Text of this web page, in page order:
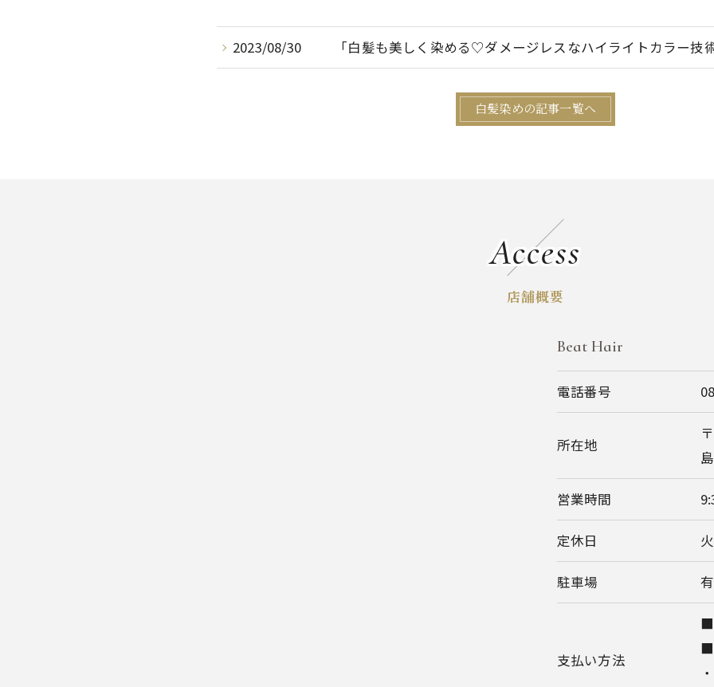
2023/08/30 「白髪も美しく染める♡ダメージレスなハイライトカラー技
白髪染めの記事一覧へ
Access
店舗概要
Beat Hair
電話番号
所在地
営業時間
定休日
駐車場
支払い方法
■